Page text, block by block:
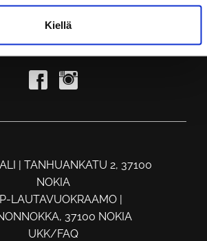
Kiellä
| TANHUANKATU 2, 37100
NOKIA
LAUTAVUOKRAAMO |
37100 NOKIA
UKK/FAQ